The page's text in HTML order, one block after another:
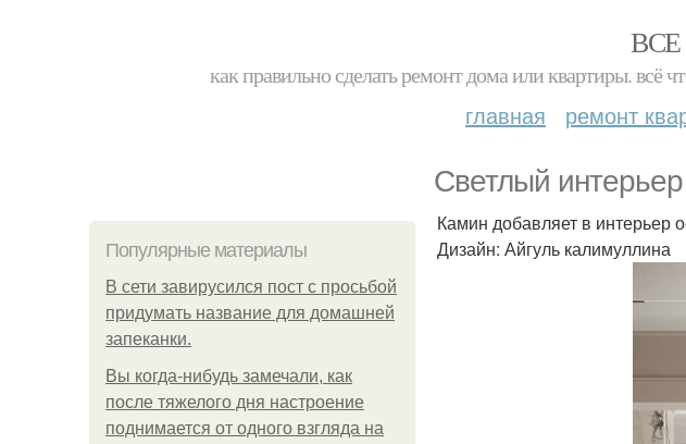
как правильно сделать ремонт дома или квартиры. всё
главная ремонт
Светлый
Популярные материалы
В сети завирусился пост с просьбой
придумать название для домашней
запеканки.
Вы когда-нибудь замечали, как
после тяжелого дня настроение
поднимается от одного взгляда на
Камин добавляет в интерьер
Дизайн: Айгуль калимуллина